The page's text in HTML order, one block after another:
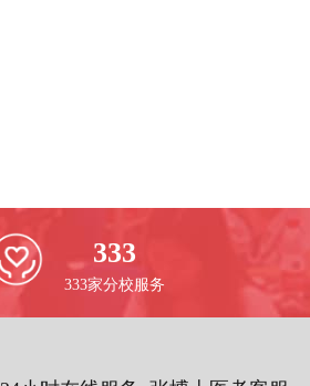
333
333家分校服务